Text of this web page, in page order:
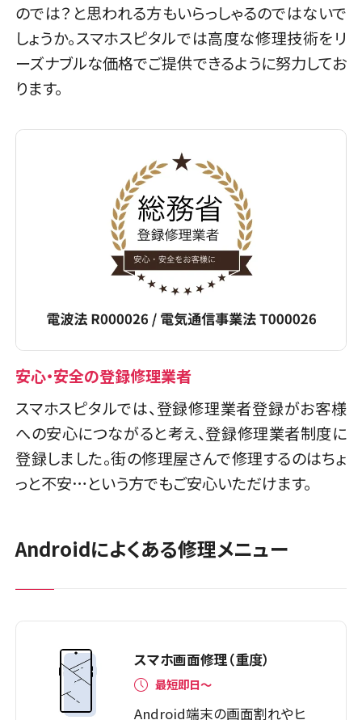
のでは？と思われる方もいらっしゃるのではないで
しょうか。スマホスピタルでは高度な修理技術をリ
ーズナブルな価格でご提供できるように努力してお
ります。
安心・安全の登録修理業者
スマホスピタルでは、登録修理業者登録がお客様
への安心につながると考え、登録修理業者制度に
登録しました。街の修理屋さんで修理するのはちょ
っと不安…という方でもご安心いただけます。
Androidによくある修理メニュー
スマホ画面修理（重度）
最短即日～
Android端末の画面割れやヒ